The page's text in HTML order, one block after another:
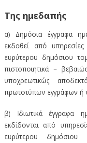
Της ημεδαπής
α) Δημόσια έγγραφα
εκδοθεί από
ευρύτερου δημόσιου
πιστοποιητικά –
υποχρεωτικώς
πρωτοτύπων εγγράφων ή
β) Ιδιωτικά έγγραφα
εκδίδονται από
ευρύτερου δημόσιου